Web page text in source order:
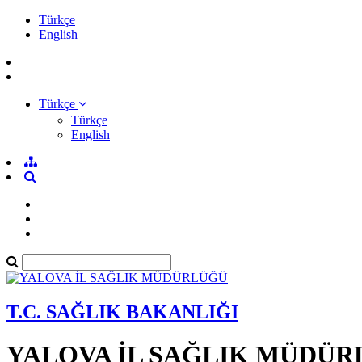
Türkçe
English
Türkçe
Türkçe
English
T.C. SAĞLIK BAKANLIĞI
YALOVA İL SAĞLIK